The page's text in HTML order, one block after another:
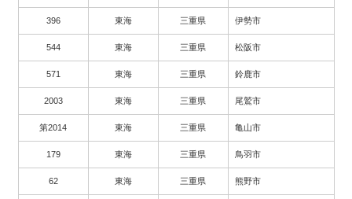
396 東海 三重県 伊勢市
544 東海 三重県 松阪市
571 東海 三重県 鈴鹿市
2003 東海 三重県 尾鷲市
第2014 東海 三重県 亀山市
179 東海 三重県 鳥羽市
62 東海 三重県 熊野市